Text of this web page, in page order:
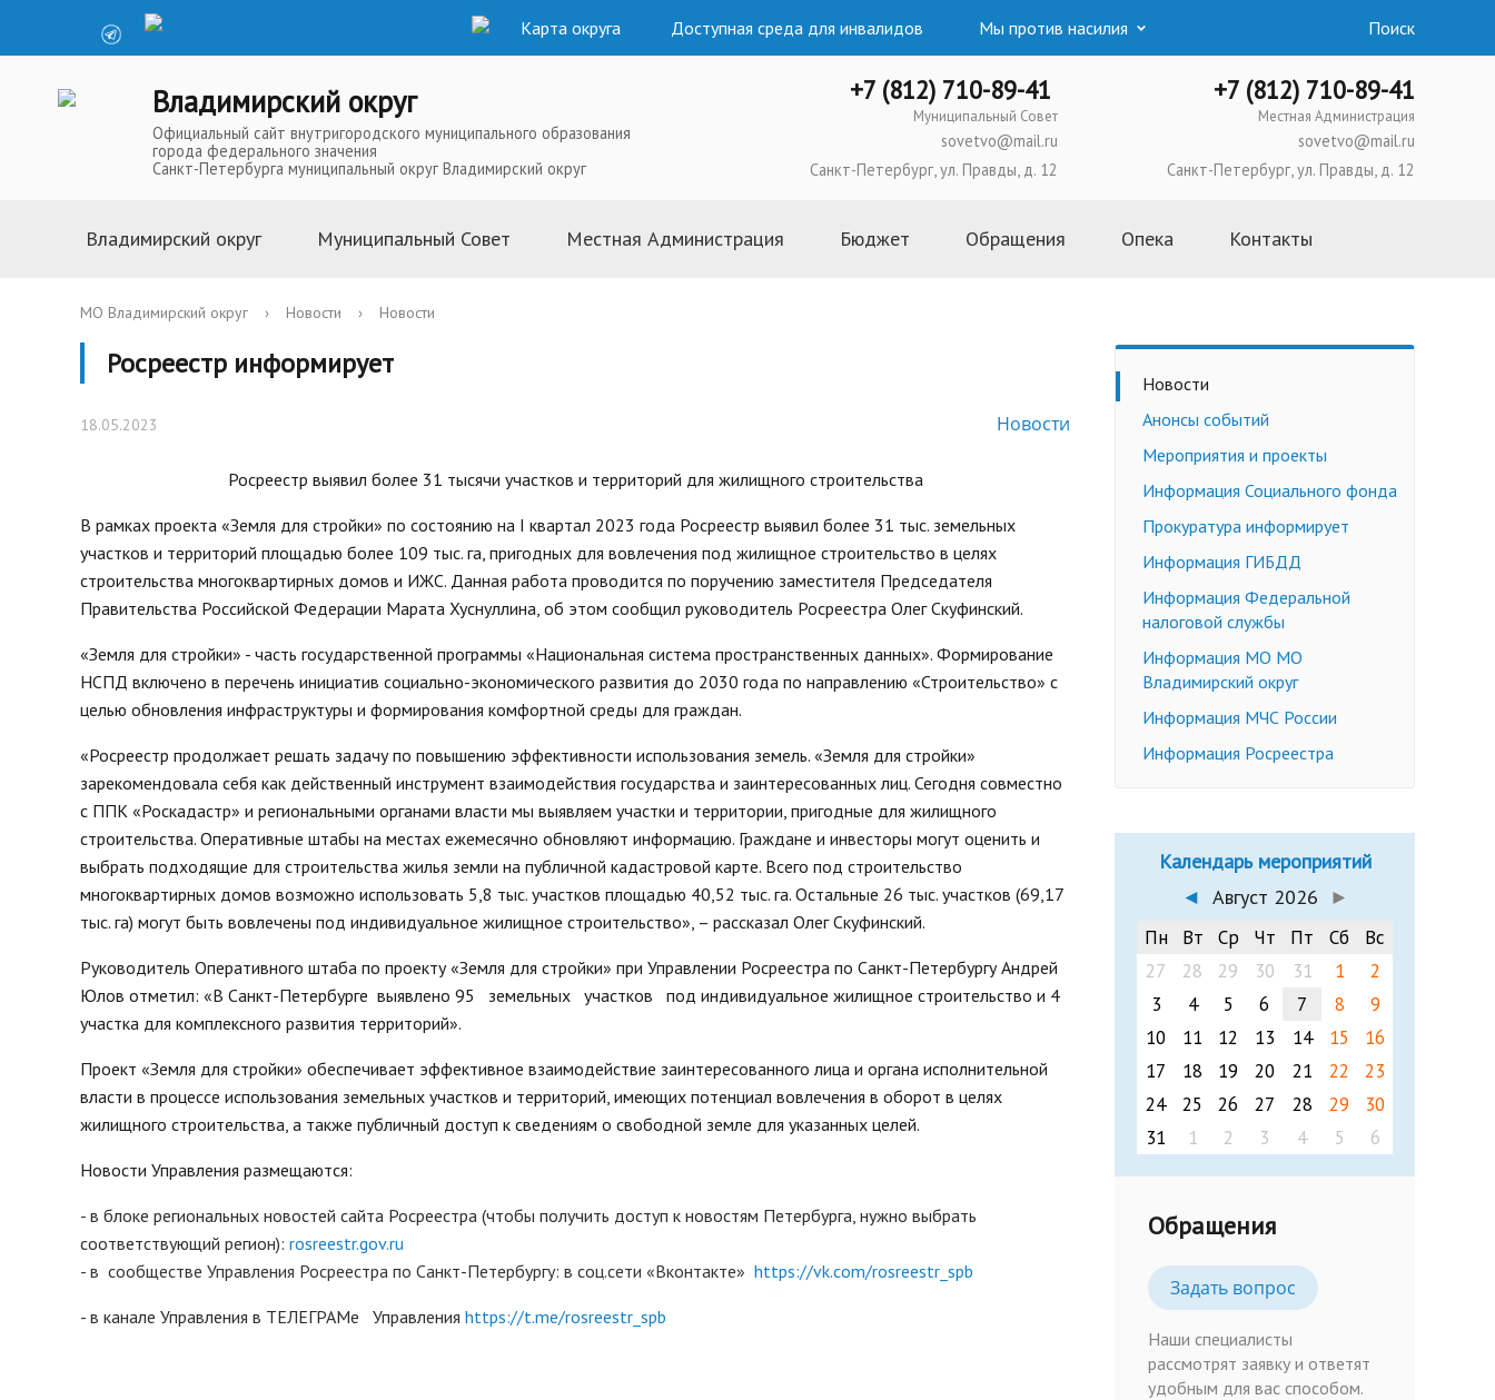
Карта округа Доступная среда для инвалидов Мы против насилия Поиск
Владимирский округ
Официальный сайт внутригородского муниципального образования
города федерального значения
Санкт-Петербурга муниципальный округ Владимирский округ
+7 (812) 710-89-41
Муниципальный Совет
sovetvo@mail.ru
+7 (812) 710-89-41
Местная Администрация
sovetvo@mail.ru
Санкт-Петербург, ул. Правды, д. 12
Санкт-Петербург, ул. Правды, д. 12
Владимирский округ
Информация о муниципальной
Устав
Символика
Новости
Благоустройство округа
Озеленение
Фотогалерея
Видеогалерея
Интерактивная выставка
Антикоррупционная деятельность
Чтобы помнили
Порядок поступления на
муниципальную службу, Вакансии
Открытые данные
Муниципальный Совет
Глава Муниципального образования
Полномочия Муниципального
Повестки, проекты муниципальных
Газета «Владимирский округ»
Отчеты, официальные визиты и
рабочие поездки
Местная Администрация
Административные регламенты и
Отчеты
Подведомственные организации
ГО и ЧС, профилактика терроризма
Статистическая информация
Муниципальный заказ
Муниципальные программы
Содействие малому бизнесу,
Информация для мигрантов
Профилактика правонарушений
Бюджет
2019 год
Протоколы публичных слушаний
Обращения Опека
Школа приемных родителей
Усыновление
Трудоустройство
несовершеннолетних
Недееспособные граждане
Эмансипация
Изменение имени и фамилии
несовершеннолетнему до 14 лет
Формы заявлений
Действующее законодательство
Контакты
МО Владимирский округ › Новости › Новости
Росреестр информирует
18.05.2023 Новости
Росреестр выявил более 31 тысячи участков и территорий для жилищного строительства
В рамках проекта «Земля для стройки» по состоянию на I квартал 2023 года Росреестр выявил более 31 тыс. земельных
участков и территорий площадью более 109 тыс. га, пригодных для вовлечения под жилищное строительство в целях
строительства многоквартирных домов и ИЖС. Данная работа проводится по поручению заместителя Председателя
Правительства Российской Федерации Марата Хуснуллина, об этом сообщил руководитель Росреестра Олег Скуфинский.
«Земля для стройки» - часть государственной программы «Национальная система пространственных данных». Формирование
НСПД включено в перечень инициатив социально-экономического развития до 2030 года по направлению «Строительство» с
целью обновления инфраструктуры и формирования комфортной среды для граждан.
«Росреестр продолжает решать задачу по повышению эффективности использования земель. «Земля для стройки»
зарекомендовала себя как действенный инструмент взаимодействия государства и заинтересованных лиц. Сегодня совместно
с ППК «Роскадастр» и региональными органами власти мы выявляем участки и территории, пригодные для жилищного
строительства. Оперативные штабы на местах ежемесячно обновляют информацию. Граждане и инвесторы могут оценить и
выбрать подходящие для строительства жилья земли на публичной кадастровой карте. Всего под строительство
многоквартирных домов возможно использовать 5,8 тыс. участков площадью 40,52 тыс. га. Остальные 26 тыс. участков (69,17
тыс. га) могут быть вовлечены под индивидуальное жилищное строительство», – рассказал Олег Скуфинский.
Руководитель Оперативного штаба по проекту «Земля для стройки» при Управлении Росреестра по Санкт-Петербургу Андрей
Юлов отметил: «В Санкт-Петербурге выявлено 95 земельных участков под индивидуальное жилищное строительство и 4
участка для комплексного развития территорий».
Проект «Земля для стройки» обеспечивает эффективное взаимодействие заинтересованного лица и органа исполнительной
власти в процессе использования земельных участков и территорий, имеющих потенциал вовлечения в оборот в целях
жилищного строительства, а также публичный доступ к сведениям о свободной земле для указанных целей.
Новости Управления размещаются:
- в блоке региональных новостей сайта Росреестра (чтобы получить доступ к новостям Петербурга, нужно выбрать
соответствующий регион): rosreestr.gov.ru
- в сообществе Управления Росреестра по Санкт-Петербургу: в соц.сети «Вконтакте» https://vk.com/rosreestr_spb
- в канале Управления в ТЕЛЕГРАМе Управления https://t.me/rosreestr_spb
Новости
Анонсы событий
Мероприятия и проекты
Информация Социального фонда
Прокуратура информирует
Информация ГИБДД
Информация Федеральной
налоговой службы
Информация МО МО
Владимирский округ
Информация МЧС России
Информация Росреестра
Календарь мероприятий
◄ Август 2026 ►
Пн Вт Ср Чт Пт Сб
Вс
27
28 29 30 31 1
2
3
4 5 6 7 8
9
10
11 12 13 14 15
16
17
18 19 20 21 22
23
24
25 26 27 28 29
30
31
1 2 3 4 5 6
Обращения
Задать вопрос
Наши специалисты
рассмотрят заявку и ответят
удобным для вас способом.